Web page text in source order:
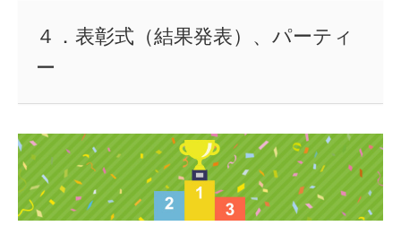
４．表彰式（結果発表）、パーティ
ー